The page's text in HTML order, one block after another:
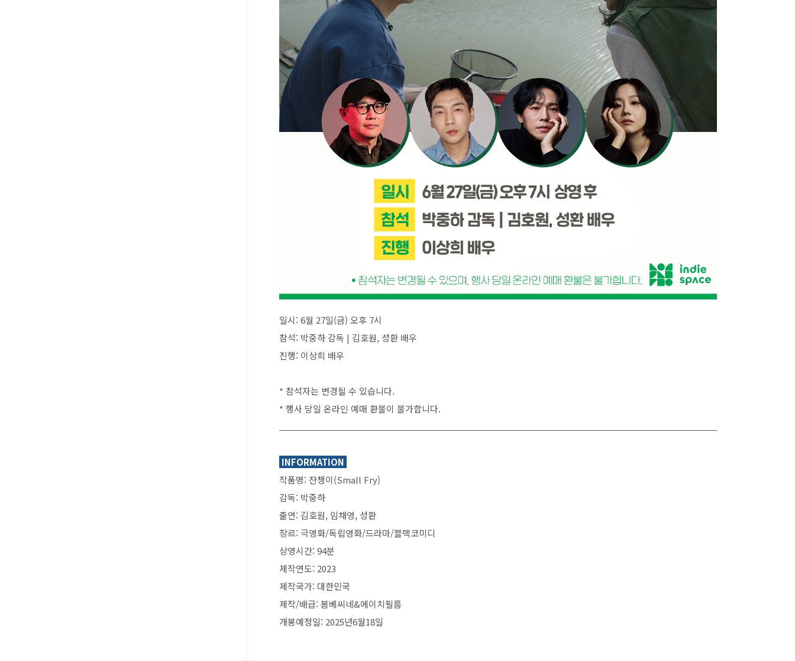
일시: 6월 27일(금) 오후 7시
참석: 박중하 감독 | 김호원, 성환 배우
진행: 이상희 배우
* 참석자는 변경될 수 있습니다.
* 행사 당일 온라인 예매 환불이 불가합니다.
INFORMATION
작품명: 잔챙이(Small Fry)
감독: 박중하
출연: 김호원, 임채영, 성환
장르: 극영화/독립영화/드라마/블랙코미디
상영시간: 94분
제작연도: 2023
제작국가: 대한민국
제작/배급: 봄베씨네&에이치필름
개봉예정일: 2025년6월18일